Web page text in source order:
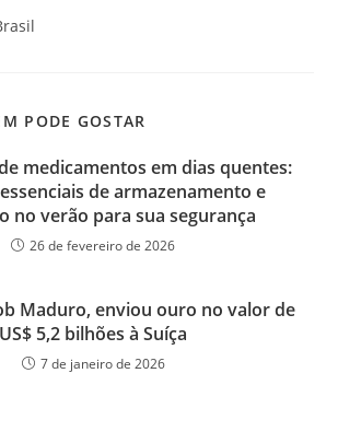
PODE GOSTAR
medicamentos em dias quentes:
de armazenamento e
no verão para sua segurança
26 de fevereiro de 2026
Maduro, enviou ouro no valor de
US$ 5,2 bilhões à Suíça
7 de janeiro de 2026